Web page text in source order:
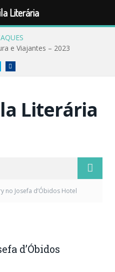
e Viajantes – 2023
Twitter
no Josefa d’Óbidos Hotel
d’Óbidos
Literária